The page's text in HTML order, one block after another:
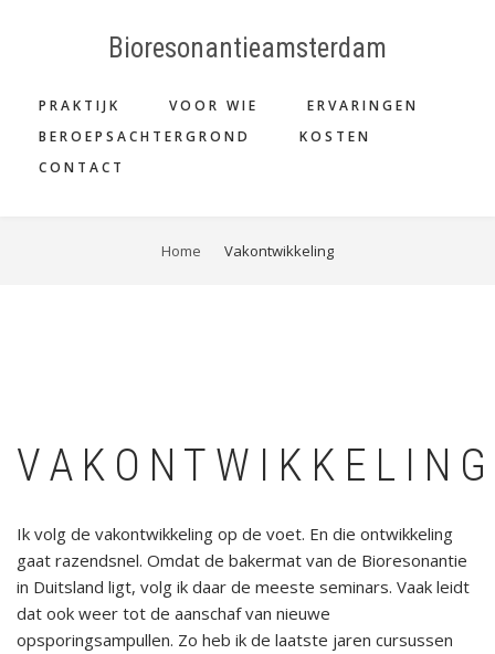
Bioresonantieamsterdam
NAVIGATION
PRAKTIJK VOOR WIE
ERVARINGEN
BEROEPSACHTERGROND
KOSTEN
CONTACT
BREADCRUMB
Home Vakontwikkeling
VAKONTWIKKELING
Ik volg de vakontwikkeling op de voet. En die ontwikkeling
gaat razendsnel. Omdat de bakermat van de Bioresonantie
in Duitsland ligt, volg ik daar de meeste seminars. Vaak leidt
dat ook weer tot de aanschaf van nieuwe
opsporingsampullen. Zo heb ik de laatste jaren cursussen